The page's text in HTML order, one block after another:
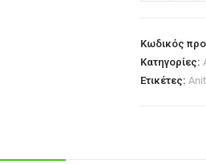
Κωδικός
Κατηγορίες:
Ετικέτες: